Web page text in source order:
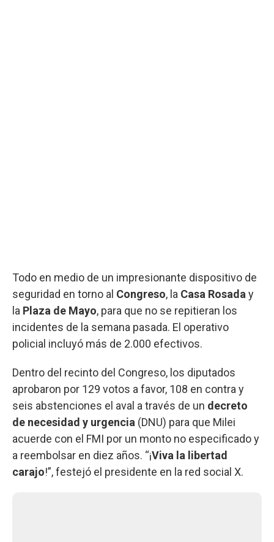
Todo en medio de un impresionante dispositivo de
seguridad en torno al Congreso, la Casa Rosada y
la Plaza de Mayo, para que no se repitieran los
incidentes de la semana pasada. El operativo
policial incluyó más de 2.000 efectivos.
Dentro del recinto del Congreso, los diputados
aprobaron por 129 votos a favor, 108 en contra y
seis abstenciones el aval a través de un decreto
de necesidad y urgencia (DNU) para que Milei
acuerde con el FMI por un monto no especificado y
a reembolsar en diez años. “¡Viva la libertad
carajo!”, festejó el presidente en la red social X.